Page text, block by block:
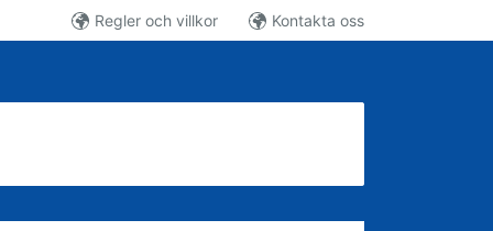
Regler och villkor Kontakta oss